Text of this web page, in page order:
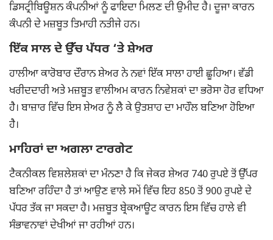
ਡਿਸਟ੍ਰੀਬਿਊਸ਼ਨ ਕੰਪਨੀਆਂ ਨੂੰ ਫਾਇਦਾ ਮਿਲਣ ਦੀ ਉਮੀਦ ਹੈ। ਦੂਜਾ ਕਾਰਨ
ਕੰਪਨੀ ਦੇ ਮਜ਼ਬੂਤ ਤਿਮਾਹੀ ਨਤੀਜੇ ਹਨ।
ਇੱਕ ਸਾਲ ਦੇ ਉੱਚ ਪੱਧਰ ‘ਤੇ ਸ਼ੇਅਰ
ਹਾਲੀਆ ਕਾਰੋਬਾਰ ਦੌਰਾਨ ਸ਼ੇਅਰ ਨੇ ਨਵਾਂ ਇੱਕ ਸਾਲਾ ਹਾਈ ਛੂਹਿਆ। ਵੱਡੀ
ਖਰੀਦਦਾਰੀ ਅਤੇ ਮਜ਼ਬੂਤ ਵਾਲੀਅਮ ਕਾਰਨ ਨਿਵੇਸ਼ਕਾਂ ਦਾ ਭਰੋਸਾ ਹੋਰ ਵਧਿਆ
ਹੈ। ਬਾਜ਼ਾਰ ਵਿੱਚ ਇਸ ਸ਼ੇਅਰ ਨੂੰ ਲੈ ਕੇ ਉਤਸ਼ਾਹ ਦਾ ਮਾਹੌਲ ਬਣਿਆ ਹੋਇਆ
ਹੈ।
ਮਾਹਿਰਾਂ ਦਾ ਅਗਲਾ ਟਾਰਗੇਟ
ਟੈਕਨੀਕਲ ਵਿਸ਼ਲੇਸ਼ਕਾਂ ਦਾ ਮੰਨਣਾ ਹੈ ਕਿ ਜੇਕਰ ਸ਼ੇਅਰ 740 ਰੁਪਏ ਤੋਂ ਉੱਪਰ
ਬਣਿਆ ਰਹਿੰਦਾ ਹੈ ਤਾਂ ਆਉਣ ਵਾਲੇ ਸਮੇਂ ਵਿੱਚ ਇਹ 850 ਤੋਂ 900 ਰੁਪਏ ਦੇ
ਪੱਧਰ ਤੱਕ ਜਾ ਸਕਦਾ ਹੈ। ਮਜ਼ਬੂਤ ਬ੍ਰੇਕਆਊਟ ਕਾਰਨ ਇਸ ਵਿੱਚ ਹਾਲੇ ਵੀ
ਸੰਭਾਵਨਾਵਾਂ ਦੇਖੀਆਂ ਜਾ ਰਹੀਆਂ ਹਨ।